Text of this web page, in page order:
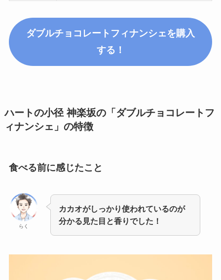
ダブルチョコレートフィナンシェを購入
する！
ハートの小径 神楽坂の「ダブルチョコレートフ
ィナンシェ」 の特徴
食べる前に感じたこと
らく
カカオがしっかり使われているのが
分かる見た目と香りでした！